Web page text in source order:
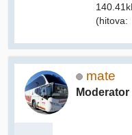
(hitova:
mate
Moderator